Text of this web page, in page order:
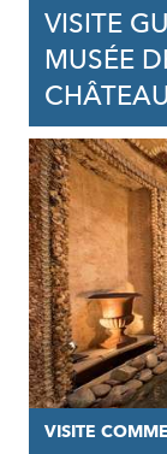
VISITE
MUSÉE
CHÂTEAU
VISITE